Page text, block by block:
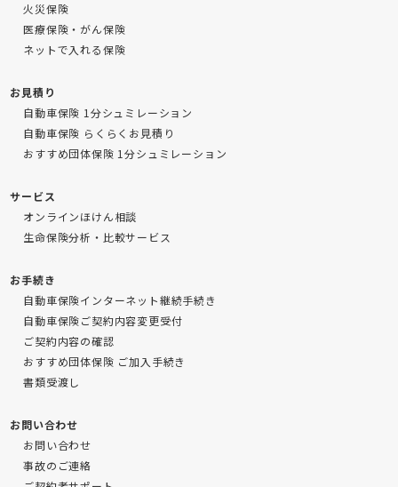
火災保険
医療保険・がん保険
ネットで入れる保険
お見積り
自動車保険 1分シュミレーション
自動車保険 らくらくお見積り
おすすめ団体保険 1分シュミレーション
サービス
オンラインほけん相談
生命保険分析・比較サービス
お手続き
自動車保険インターネット継続手続き
自動車保険ご契約内容変更受付
ご契約内容の確認
おすすめ団体保険 ご加入手続き
書類受渡し
お問い合わせ
お問い合わせ
事故のご連絡